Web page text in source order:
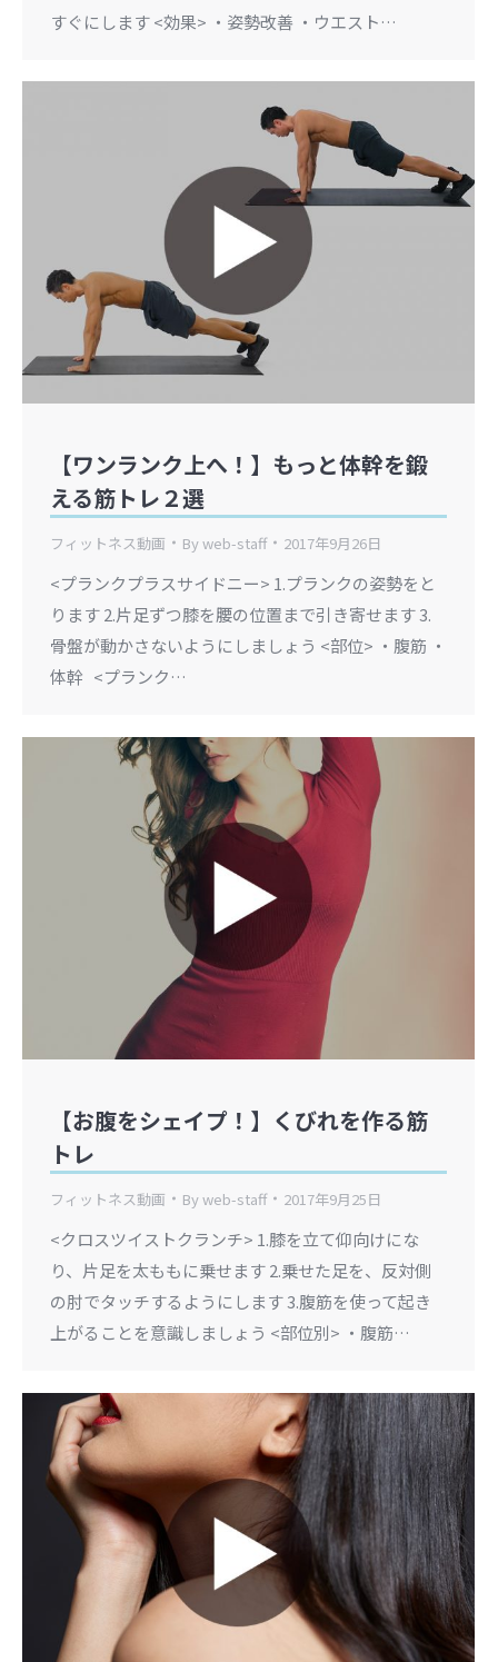
すぐにします <効果> ・姿勢改善 ・ウエスト…
【ワンランク上へ！】もっと体幹を鍛
える筋トレ２選
フィットネス動画 Byweb-staff 2017年9月26日
<プランクプラスサイドニー> 1.プランクの姿勢をと
ります 2.片足ずつ膝を腰の位置まで引き寄せます 3.
骨盤が動かさないようにしましょう <部位> ・腹筋 ・
体幹 <プランク…
【お腹をシェイプ！】くびれを作る筋
トレ
フィットネス動画 Byweb-staff 2017年9月25日
<クロスツイストクランチ> 1.膝を立て仰向けにな
り、片足を太ももに乗せます 2.乗せた足を、反対側
の肘でタッチするようにします 3.腹筋を使って起き
上がることを意識しましょう <部位別> ・腹筋…